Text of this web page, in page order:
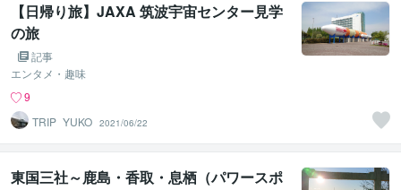
【日帰り旅】JAXA 筑波宇宙センター見学
の旅
記事
エンタメ・趣味
9
TRIP_YUKO 2021/06/22
東国三社～鹿島・香取・息栖（パワースポ